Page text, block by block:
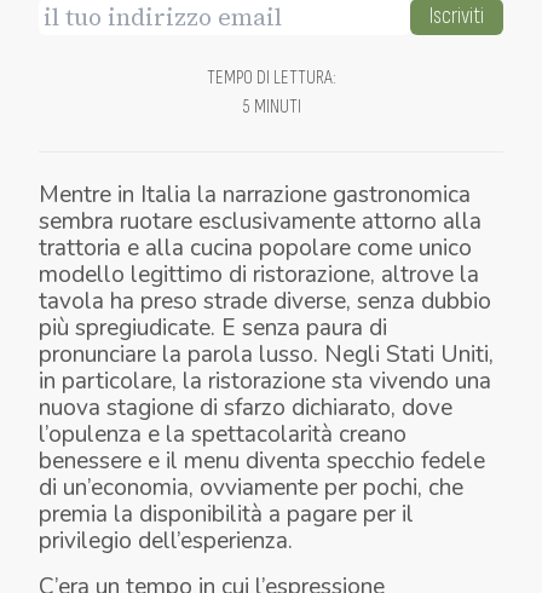
Iscriviti
TEMPO DI LETTURA:
5 MINUTI
Mentre in Italia la narrazione gastronomica
sembra ruotare esclusivamente attorno alla
trattoria e alla cucina popolare come unico
modello legittimo di ristorazione, altrove la
tavola ha preso strade diverse, senza dubbio
più spregiudicate. E senza paura di
pronunciare la parola lusso. Negli Stati Uniti,
in particolare, la ristorazione sta vivendo una
nuova stagione di sfarzo dichiarato, dove
l’opulenza e la spettacolarità creano
benessere e il menu diventa specchio fedele
di un’economia, ovviamente per pochi, che
premia la disponibilità a pagare per il
privilegio dell’esperienza.
C’era un tempo in cui l’espressione